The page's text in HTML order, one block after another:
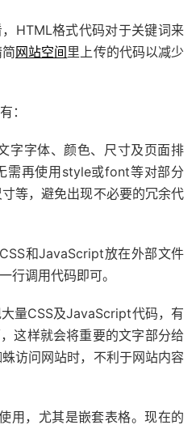
HTML格式代码对于关键词来
网站空间里上传的代码以减少
：
字字体、颜色、尺寸及页面排
需再使用style或font等对部分
等，避免出现不必要的冗余代
和JavaScript放在外部文件
行调用代码即可。
量CSS及JavaScript代码，有
这样就会将重要的文字部分给
访问网站时，不利于网站内容
用，尤其是嵌套表格。现在的